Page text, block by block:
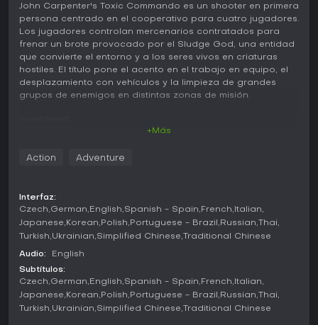
John Carpenter's Toxic Commando es un shooter en primera
persona centrado en el cooperativo para cuatro jugadores.
Los jugadores controlan mercenarios contratados para
frenar un brote provocado por el Sludge God, una entidad
que convierte el entorno y a los seres vivos en criaturas
hostiles. El título pone el acento en el trabajo en equipo, el
desplazamiento con vehículos y la limpieza de grandes
grupos de enemigos en distintas zonas de misión.
para sobrevivir. Los vehículos tienen un papel destacado en
el movimiento y el posicionamiento, con un manejo off-road
que permite recorrer terrenos apocalípticos mientras se
enfrentan amenazas.
capacidades se consiguen repitiendo incursiones contra
compañeros o gestionar recursos compartidos. Los
+Más
Action Adventure
Interfaz:
Czech German English Spanish - Spain French Italian
Japanese Korean Polish Portuguese - Brazil Russian
Thai
Turkish Ukrainian Simplified Chinese Traditional Chinese
Audio:
English
Subtítulos:
Czech German English Spanish - Spain French Italian
Japanese Korean Polish Portuguese - Brazil Russian
Thai
Turkish Ukrainian Simplified Chinese Traditional Chinese